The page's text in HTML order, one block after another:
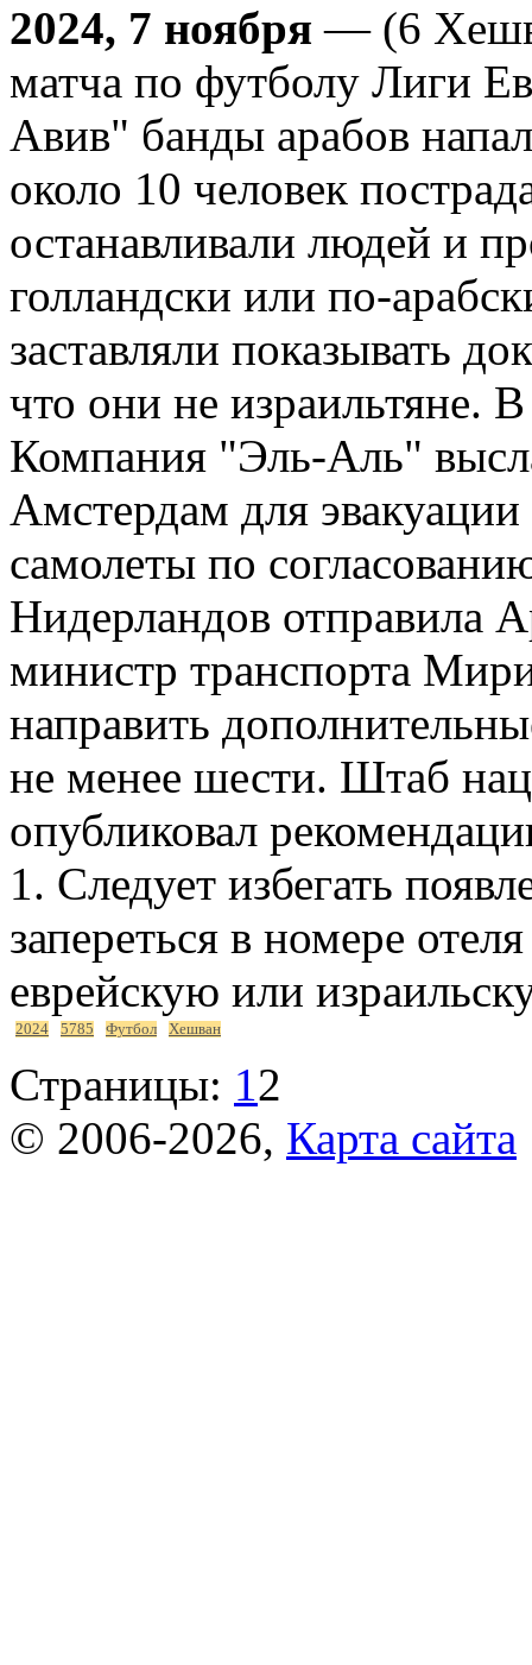
2024, 7 ноября — (6
матча по футболу Лиги
Авив" банды арабов
около 10 человек
останавливали людей и
голландски или по-
заставляли показывать
что они не израильтяне.
Компания "Эль-Аль"
Амстердам для
самолеты по
Нидерландов отправила
министр транспорта
направить
не менее шести. Штаб
опубликовал
1. Следует избегать
запереться в номере
еврейскую или
2024 5785 Футбол Хешван
Страницы: 12
© 2006-2026, Карта сайта